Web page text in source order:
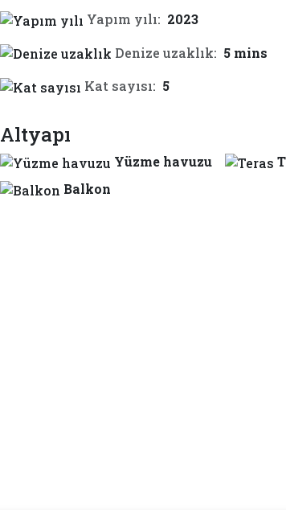
Yapım yılı: 2023
Denize uzaklık: 5 mins
Kat sayısı: 5
Altyapı
Yüzme havuzu
Balkon